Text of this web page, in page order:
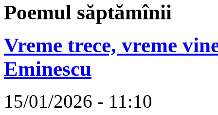
Poemul săptămînii
Vreme trece, vreme
Eminescu
15/01/2026 - 11:10